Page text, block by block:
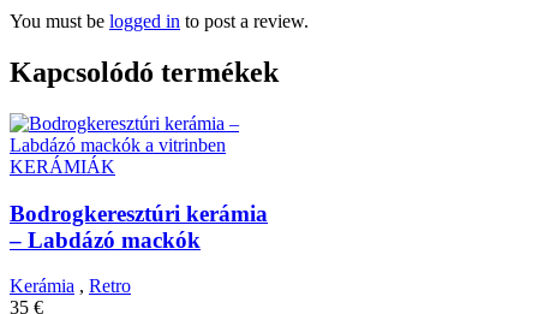
You must be logged in to post a review.
Kapcsolódó termékek
KERÁMIÁK
Bodrogkeresztúri kerámia
– Labdázó mackók
Kerámia , Retro
35 €